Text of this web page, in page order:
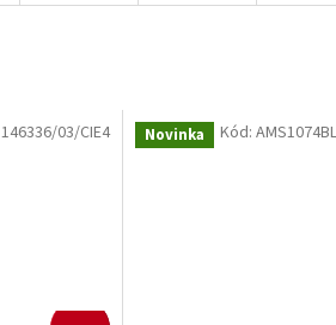
146336/03/CIE4 Novinka Kód: